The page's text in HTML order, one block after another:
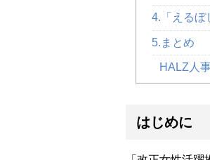
4.「えるぼ
5.まとめ
HALZ人
はじめに